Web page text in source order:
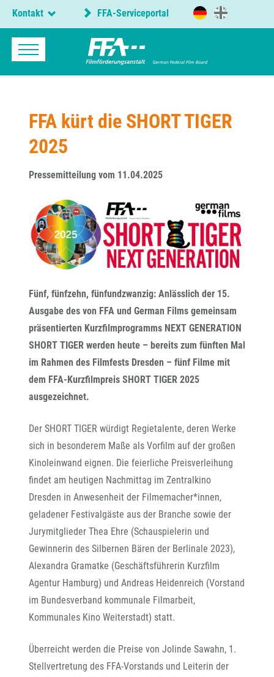
Kontakt FFA-Serviceportal
FFA kürt die SHORT TIGER
2025
Pressemitteilung vom 11.04.2025
Fünf, fünfzehn, fünfundzwanzig: Anlässlich der 15.
Ausgabe des von FFA und German Films gemeinsam
präsentierten Kurzfilmprogramms NEXT GENERATION
SHORT TIGER werden heute – bereits zum fünften Mal
im Rahmen des Filmfests Dresden – fünf Filme mit
dem FFA-Kurzfilmpreis SHORT TIGER 2025
ausgezeichnet.
Der SHORT TIGER würdigt Regietalente, deren Werke
sich in besonderem Maße als Vorfilm auf der großen
Kinoleinwand eignen. Die feierliche Preisverleihung
findet am heutigen Nachmittag im Zentralkino
Dresden in Anwesenheit der Filmemacher*innen,
geladener Festivalgäste aus der Branche sowie der
Jurymitglieder Thea Ehre (Schauspielerin und
Gewinnerin des Silbernen Bären der Berlinale 2023),
Alexandra Gramatke (Geschäftsführerin Kurzfilm
Agentur Hamburg) und Andreas Heidenreich (Vorstand
im Bundesverband kommunale Filmarbeit,
Kommunales Kino Weiterstadt) statt.
Überreicht werden die Preise von Jolinde Sawahn, 1.
Stellvertretung des FFA-Vorstands und Leiterin der